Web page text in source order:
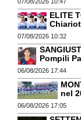
ELITE
07/08/2026 10:32
Pompili
06/08/2026 17:44
nel
06/08/2026 17:05